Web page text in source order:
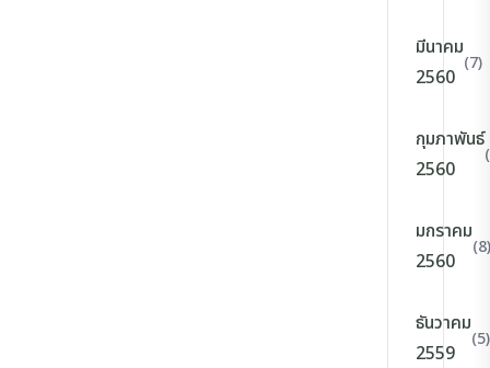
มีนาคม
2560
(7)
กุมภาพันธ์
2560
มกราคม
2560
(8)
ธันวาคม
2559
(5)